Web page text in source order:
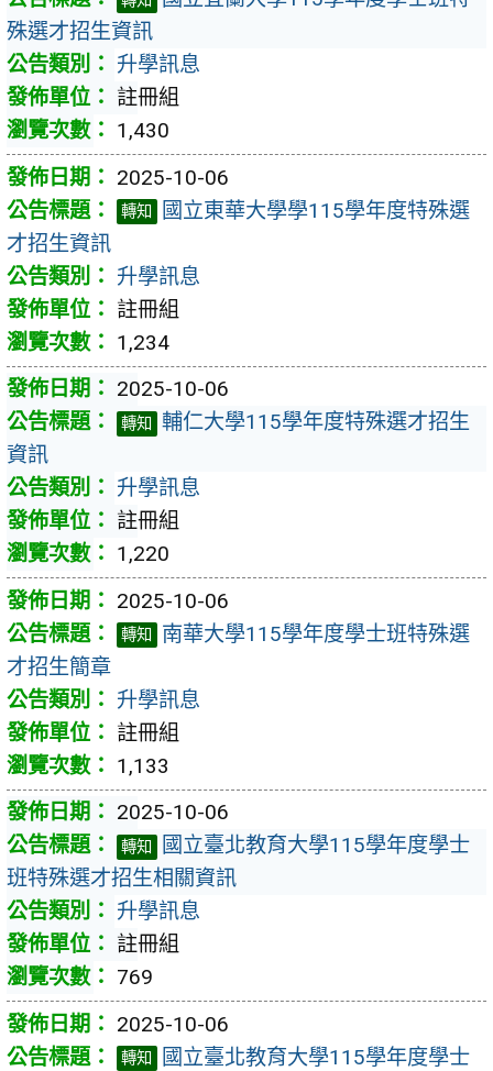
殊選才招生資訊
升學訊息
註冊組
1,430
2025-10-06
轉知
國立東華大學學115學年度特殊選
才招生資訊
升學訊息
註冊組
1,234
2025-10-06
轉知
輔仁大學115學年度特殊選才招生
資訊
升學訊息
註冊組
1,220
2025-10-06
轉知
南華大學115學年度學士班特殊選
才招生簡章
升學訊息
註冊組
1,133
2025-10-06
轉知
國立臺北教育大學115學年度學士
班特殊選才招生相關資訊
升學訊息
註冊組
769
2025-10-06
轉知
國立臺北教育大學115學年度學士